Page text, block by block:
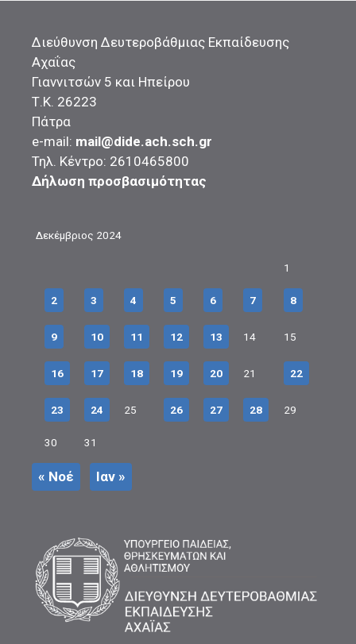
Διεύθυνση Δευτεροβάθμιας Εκπαίδευσης
Αχαΐας
Γιαννιτσών 5 και Ηπείρου
Τ.Κ. 26223
Πάτρα
e-mail: mail@dide.ach.sch.gr
Τηλ. Κέντρο: 2610465800
Δήλωση προσβασιμότητας
Δεκέμβριος 2024
1
2 3 4 5 6 7 8
9 10 11 12 13 14 15
16 17 18 19 20 21 22
23 24 25 26 27 28 29
30 31
« Νοέ Ιαν »